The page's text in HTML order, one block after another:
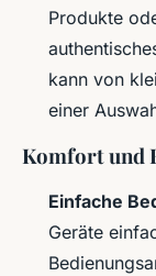
Produkte
kann von
einer
Komfort und
Einfache
Geräte